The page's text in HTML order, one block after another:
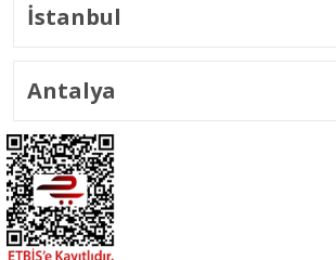
İstanbul
Antalya